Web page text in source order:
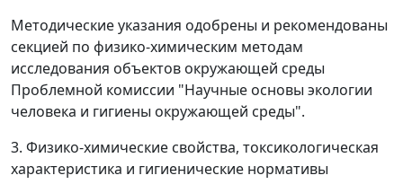
Методические указания одобрены и рекомендованы
секцией по физико-химическим методам
исследования объектов окружающей среды
Проблемной комиссии "Научные основы экологии
человека и гигиены окружающей среды".
3. Физико-химические свойства, токсикологическая
характеристика и гигиенические нормативы